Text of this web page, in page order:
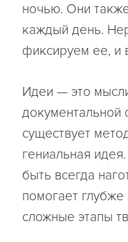
ночью. Они
каждый день.
фиксируем ее, и
Идеи — это
документальной
существует
гениальная
быть всегда
помогает
сложные этапы